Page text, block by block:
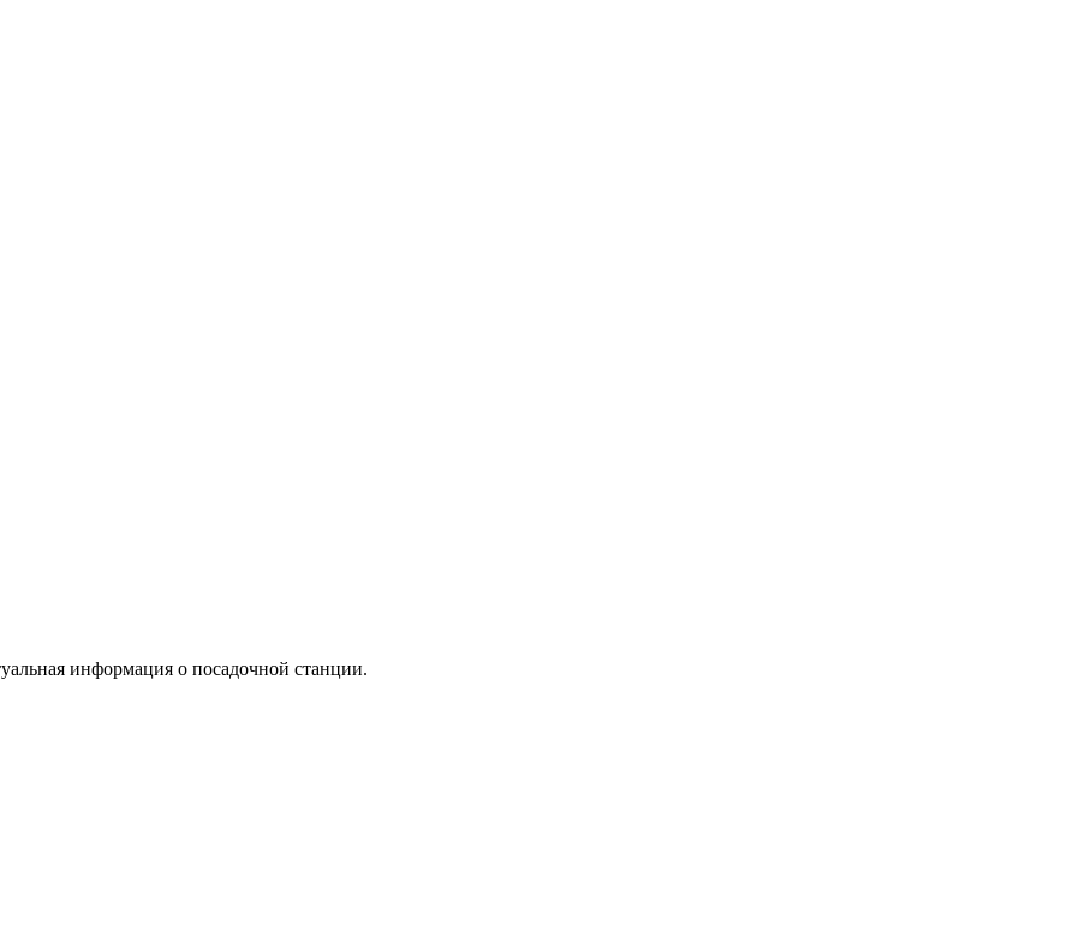
информация о посадочной станции.